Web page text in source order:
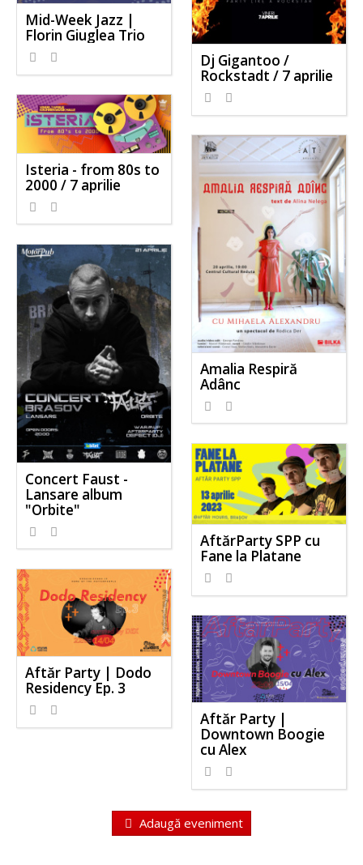
Mid-Week Jazz |
Florin Giuglea Trio
Dj Gigantoo /
Rockstadt / 7 aprilie
Isteria - from 80s to
2000 / 7 aprilie
Amalia Respiră
Adânc
Concert Faust -
Lansare album
"Orbite"
AftărParty SPP cu
Fane la Platane
Aftăr Party | Dodo
Residency Ep. 3
Aftăr Party |
Downtown Boogie
cu Alex
Adaugă eveniment